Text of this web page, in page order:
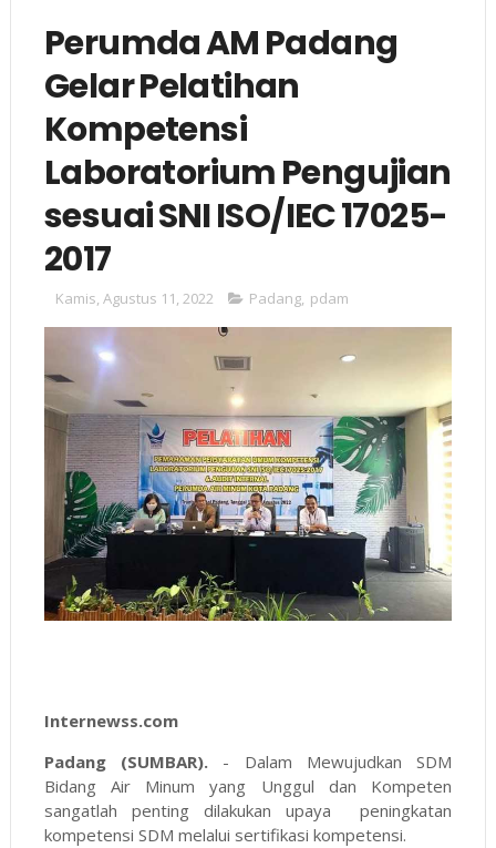
Perumda AM Padang
Gelar Pelatihan
Kompetensi
Laboratorium Pengujian
sesuai SNI ISO/IEC 17025-
2017
Kamis, Agustus 11, 2022 Padang, pdam
Internewss.com
Padang (SUMBAR). - Dalam Mewujudkan SDM
Bidang Air Minum yang Unggul dan Kompeten
sangatlah penting dilakukan upaya peningkatan
kompetensi SDM melalui sertifikasi kompetensi.